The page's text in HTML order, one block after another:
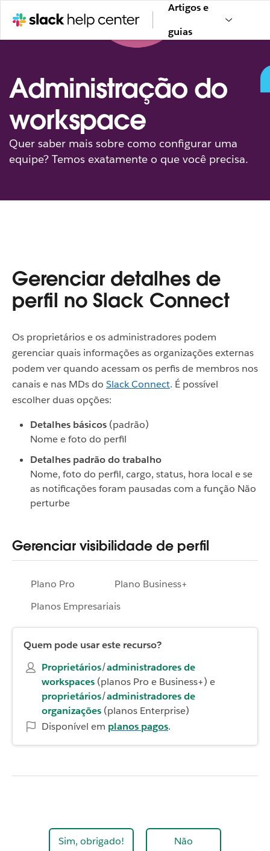
Artigos e
guias
Administração do
workspace
Quer saber mais sobre como configurar uma
equipe? Temos exatamente o que você precisa.
Gerenciar detalhes de
perfil no Slack Connect
Os proprietários e os administradores podem
gerenciar quais informações as organizações externas
podem ver quando acessam os perfis de membros nos
canais e nas MDs do Slack Connect. É possível
escolher duas opções:
Detalhes básicos (padrão)
Nome e foto do perfil
Detalhes padrão do trabalho
Nome, foto do perfil, cargo, status, hora local e se
as notificações foram pausadas com a função Não
perturbe
Gerenciar visibilidade de perfil
Plano Pro
Plano Business+
Planos Empresariais
Quem pode usar este recurso?
Proprietários/administradores de
workspaces (planos Pro e Business+) e
proprietários/administradores de
organizações (planos Enterprise)
Disponível em planos pagos.
Sim, obrigado! Não